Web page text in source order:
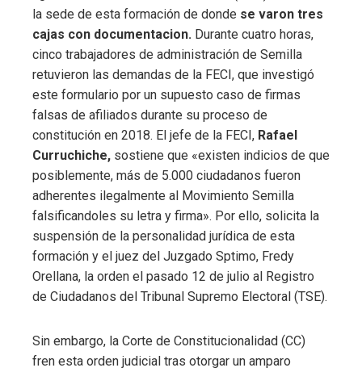
la sede de esta formación de donde se varon tres
cajas con documentacion. Durante cuatro horas,
cinco trabajadores de administración de Semilla
retuvieron las demandas de la FECI, que investigó
este formulario por un supuesto caso de firmas
falsas de afiliados durante su proceso de
constitución en 2018. El jefe de la FECI, Rafael
Curruchiche, sostiene que «existen indicios de que
posiblemente, más de 5.000 ciudadanos fueron
adherentes ilegalmente al Movimiento Semilla
falsificandoles su letra y firma». Por ello, solicita la
suspensión de la personalidad jurídica de esta
formación y el juez del Juzgado Sptimo, Fredy
Orellana, la orden el pasado 12 de julio al Registro
de Ciudadanos del Tribunal Supremo Electoral (TSE).
Sin embargo, la Corte de Constitucionalidad (CC)
fren esta orden judicial tras otorgar un amparo